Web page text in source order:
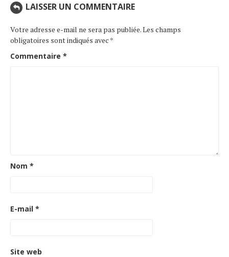
LAISSER UN COMMENTAIRE
Votre adresse e-mail ne sera pas publiée.Les champs
obligatoires sont indiqués avec *
Commentaire *
Nom *
E-mail *
Site web